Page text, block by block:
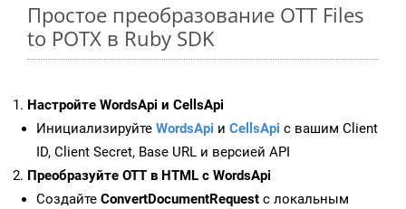
Простое преобразование OTT Files
to POTX в Ruby SDK
Настройте WordsApi и CellsApi
Инициализируйте WordsApi и CellsApi с вашим Client
ID, Client Secret, Base URL и версией API
Преобразуйте OTT в HTML с WordsApi
Создайте ConvertDocumentRequest с локальным